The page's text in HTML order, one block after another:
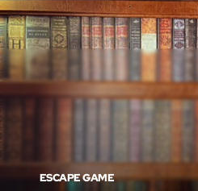
ESCAPE GAME